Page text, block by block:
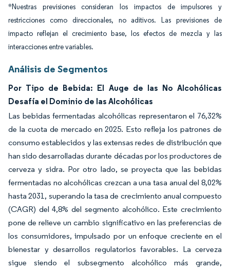
*Nuestras previsiones consideran los impactos de impulsores y
restricciones como direccionales, no aditivos. Las previsiones de
impacto reflejan el crecimiento base, los efectos de mezcla y las
interacciones entre variables.
Análisis de Segmentos
Por Tipo de Bebida: El Auge de las No Alcohólicas
Desafía el Dominio de las Alcohólicas
Las bebidas fermentadas alcohólicas representaron el 76,32%
de la cuota de mercado en 2025. Esto refleja los patrones de
consumo establecidos y las extensas redes de distribución que
han sido desarrolladas durante décadas por los productores de
cerveza y sidra. Por otro lado, se proyecta que las bebidas
fermentadas no alcohólicas crezcan a una tasa anual del 8,02%
hasta 2031, superando la tasa de crecimiento anual compuesto
(CAGR) del 4,8% del segmento alcohólico. Este crecimiento
pone de relieve un cambio significativo en las preferencias de
los consumidores, impulsado por un enfoque creciente en el
bienestar y desarrollos regulatorios favorables. La cerveza
sigue siendo el subsegmento alcohólico más grande,